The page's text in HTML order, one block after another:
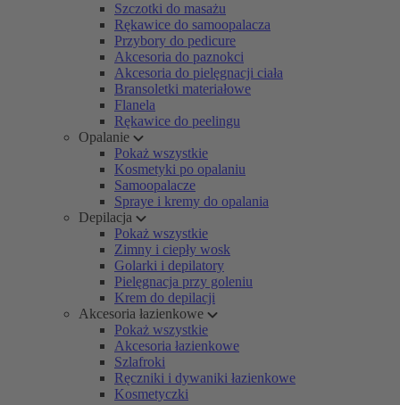
Szczotki do masażu
Rękawice do samoopalacza
Przybory do pedicure
Akcesoria do paznokci
Akcesoria do pielęgnacji ciała
Bransoletki materiałowe
Flanela
Rękawice do peelingu
Opalanie
Pokaż wszystkie
Kosmetyki po opalaniu
Samoopalacze
Spraye i kremy do opalania
Depilacja
Pokaż wszystkie
Zimny i ciepły wosk
Golarki i depilatory
Pielęgnacja przy goleniu
Krem do depilacji
Akcesoria łazienkowe
Pokaż wszystkie
Akcesoria łazienkowe
Szlafroki
Ręczniki i dywaniki łazienkowe
Kosmetyczki